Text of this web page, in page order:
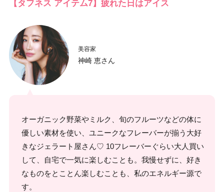
【タフネス アイテム7】疲れた日はアイス
美容家
神崎 恵さん
オーガニック野菜やミルク、旬のフルーツなどの体に
優しい素材を使い、ユニークなフレーバーが揃う大好
きなジェラート屋さん♡ 10フレーバーぐらい大人買い
して、自宅で一気に楽しむことも。我慢せずに、好き
なものをとことん楽しむことも、私のエネルギー源で
す。